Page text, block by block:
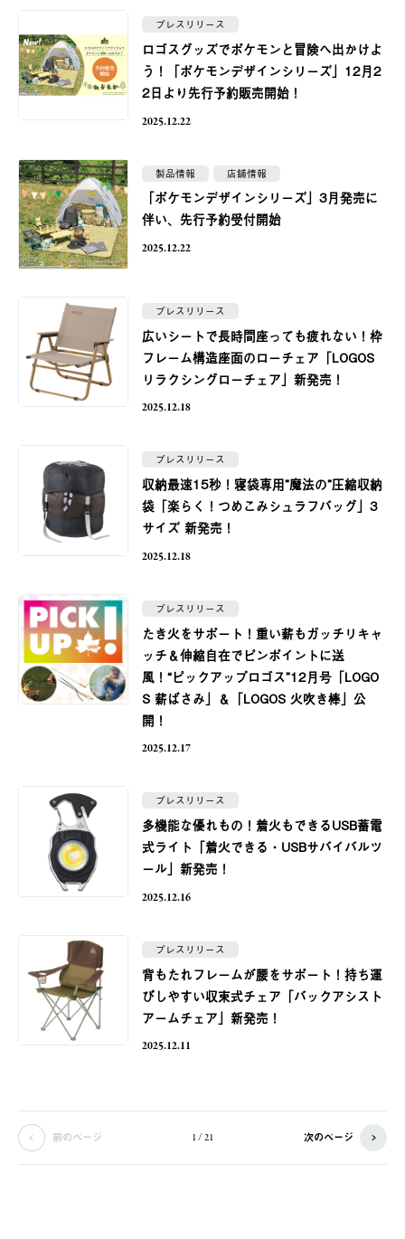
プレスリリース
ロゴスグッズでポケモンと冒険へ出かけよ
う！「ポケモンデザインシリーズ」12月2
2日より先行予約販売開始！
2025.12.22
製品情報 店舗情報
「ポケモンデザインシリーズ」3月発売に
伴い、先行予約受付開始
2025.12.22
プレスリリース
広いシートで長時間座っても疲れない！枠
フレーム構造座面のローチェア​「LOGOS
リラクシングローチェア」新発売！​
2025.12.18
プレスリリース
収納最速15秒！寝袋専用”魔法の”圧縮収納
袋「楽らく！つめこみシュラフバッグ」3
サイズ 新発売！
2025.12.18
プレスリリース
たき火をサポート！重い薪もガッチリキャ
ッチ＆伸縮自在でピンポイントに送
風！“ピックアップロゴス”12月号「LOGO
S 薪ばさみ」＆「LOGOS 火吹き棒」公
開！
2025.12.17
プレスリリース
多機能な優れもの！着火もできるUSB蓄電
式ライト「着火できる・USBサバイバルツ
ール」新発売！
2025.12.16
プレスリリース
背もたれフレームが腰をサポート！持ち運
びしやすい収束式チェア「バックアシスト
アームチェア」新発売！
2025.12.11
前のページ 1 / 21 次のページ